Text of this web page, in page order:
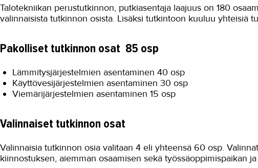
Talotekniikan perustutkinnon, putkiasentaja laajuus on 180
valinnaisista tutkinnon osista. Lisäksi tutkintoon kuuluu yhteisiä
Pakolliset tutkinnon osat 85 osp
Lämmitysjärjestelmien asentaminen 40 osp
Käyttövesijärjestelmien asentaminen 30 osp
Viemärijärjestelmien asentaminen 15 osp
Valinnaiset tutkinnon osat
Valinnaisia tutkinnon osia valitaan 4 eli yhteensä 60 osp.
kiinnostuksen, aiemman osaamisen sekä työssäoppimispaikan